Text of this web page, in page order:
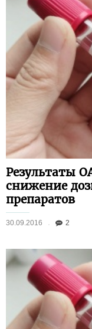
Результаты
снижение
препаратов
30.09.2016 2